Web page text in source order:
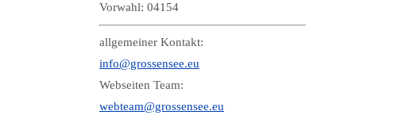
Vorwahl: 04154
allgemeiner Kontakt:
info@grossensee.eu
Webseiten Team:
webteam@grossensee.eu